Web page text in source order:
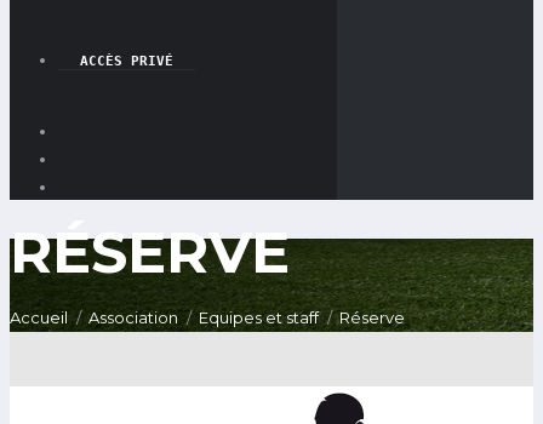
ACCÈS PRIVÉ
RÉSERVE
Accueil Association Equipes et staff Réserve